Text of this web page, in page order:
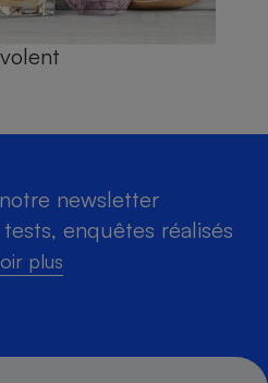
newsletter
enquêtes réalisés
plus